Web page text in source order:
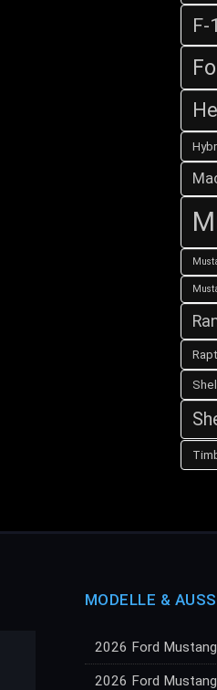
F-
MODELLE &
2026 Ford
2026 Ford Mustang